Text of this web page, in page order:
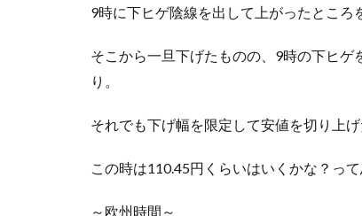
9時に下ヒゲ陰線を出して上がったところ
そこから一旦下げたものの、9時の下ヒ
り。
それでも下げ幅を限定して安値を切り上
この時は110.45円くらいはいくかな？っ
～欧州時間～